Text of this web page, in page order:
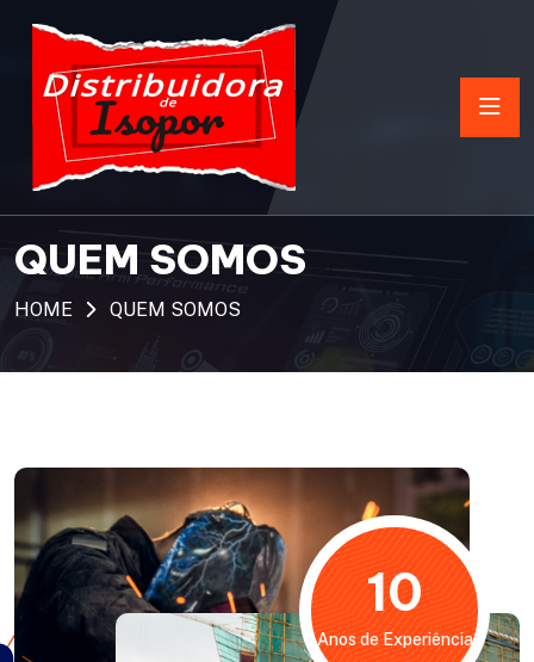
QUEM SOMOS
HOME QUEM SOMOS
10
Anos de Experiência